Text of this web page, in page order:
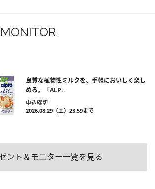
良質な植物性ミルクを、手軽においしく楽し
める。「ALP...
申込締切
2026.08.29（土）23:59まで
ント＆モニター一覧を見る